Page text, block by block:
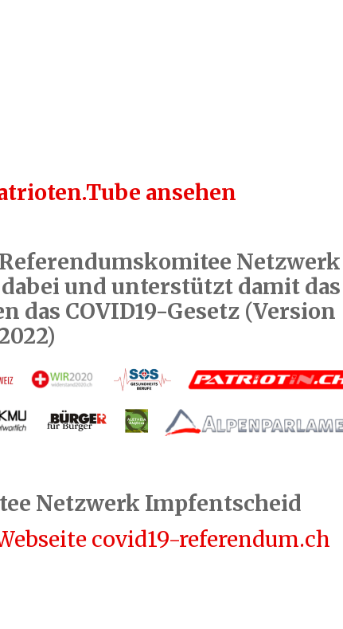
ansehen
Netzwerk
und unterstützt damit das
das COVID19-Gesetz (Version
Netzwerk Impfentscheid
covid19-referendum.ch